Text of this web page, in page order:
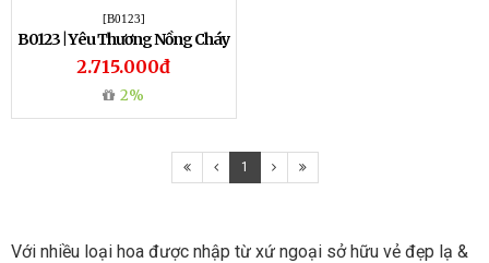
[B0123]
B0123 | Yêu Thương Nồng Cháy
2.715.000đ
2%
1
Với nhiều loại hoa được nhập từ xứ ngoại sở hữu vẻ đẹp lạ &